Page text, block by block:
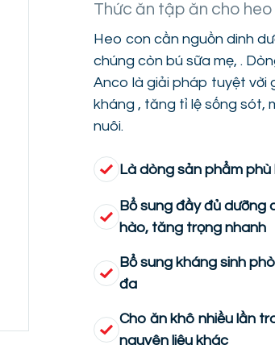
Thức ăn tập ăn cho
Heo con cần nguồn dinh
chúng còn bú sữa mẹ, .
Anco là giải pháp tuyệt vời
kháng , tăng tỉ lệ sống sót,
nuôi.
Là dòng sản phẩm
Bổ sung đầy đủ dưỡng
hào, tăng trọng nhanh
Bổ sung kháng sinh
đa
Cho ăn khô nhiều lần
nguyên liệu khác